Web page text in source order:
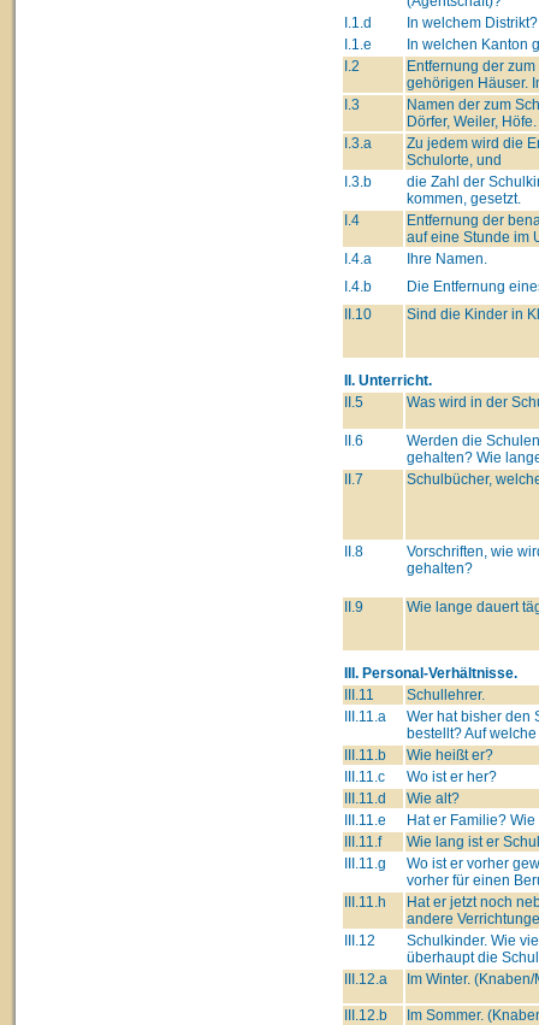
I.1.d
In welchem Distrikt?
I.1.e
In welchen Kanton
I.2
Entfernung der
gehörigen Häuser.
I.3
Namen der zum
Dörfer, Weiler, Höfe.
I.3.a
Zu jedem wird die
Schulorte, und
I.3.b
die Zahl der
kommen, gesetzt.
I.4
Entfernung der
auf eine Stunde im
I.4.a
Ihre Namen.
I.4.b
Die Entfernung
II.10
Sind die Kinder in
II. Unterricht.
II.5
Was wird in der
II.6
Werden die
gehalten? Wie
II.7
Schulbücher,
II.8
Vorschriften, wie
gehalten?
II.9 Wie lange dauert
III. Personal-Verhältnisse.
III.11
Schullehrer.
III.11.a
Wer hat bisher den
bestellt? Auf
III.11.b
Wie heißt er?
III.11.c
Wo ist er her?
III.11.d
Wie alt?
III.11.e
Hat er Familie?
III.11.f
Wie lang ist er
III.11.g
Wo ist er vorher
vorher für einen
III.11.h
Hat er jetzt noch
andere
III.12
Schulkinder. Wie
überhaupt die
III.12.a
Im Winter.
III.12.b Im Sommer.